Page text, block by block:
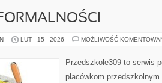
LUT - 15 - 2026 MOŻLIWOŚĆ
Przedszkole309 to serwis
placówkom